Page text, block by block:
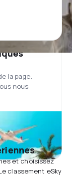
la page.
nous
et choisissez
classement eSky